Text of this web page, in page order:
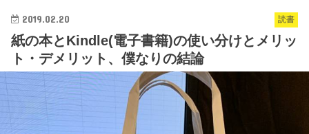
読書
2019.02.20
紙の本とKindle(電子書籍)の使い分けとメリッ
ト・デメリット、僕なりの結論